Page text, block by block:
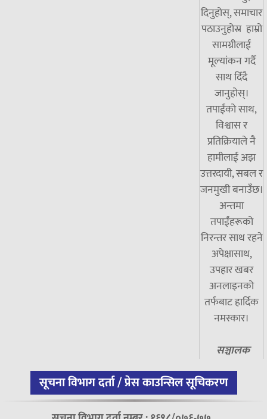
दिनुहोस्, समाचार
पठाउनुहोस्र हाम्रो
सामग्रीलाई
मूल्यांकन गर्दै
साथ दिँदै
जानुहोस्।
तपाईंको साथ,
विश्वास र
प्रतिक्रियाले नै
हामीलाई अझ
उत्तरदायी, सबल र
जनमुखी बनाउँछ।
अन्तमा
तपाईंहरूको
निरन्तर साथ रहने
अपेक्षासाथ,
उपहार खबर
अनलाइनको
तर्फबाट हार्दिक
नमस्कार।
सञ्चालक
सूचना विभाग दर्ता / प्रेस काउन्सिल सूचिकरण